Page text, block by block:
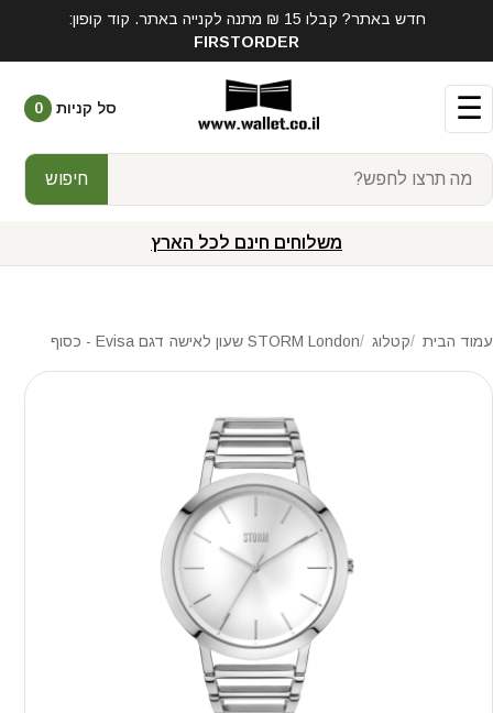
חדש באתר? קבלו 15 ₪ מתנה לקנייה באתר. קוד קופון:
FIRSTORDER
☰
חיפוש
סל קניות 0
משלוחים חינם לכל הארץ
עמוד הבית קטלוג STORM London שעון לאישה דגם Evisa - כסוף